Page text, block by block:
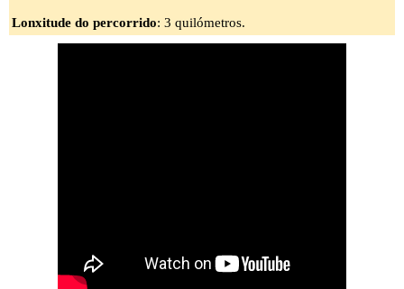
Lonxitude do percorrido: 3 quilómetros.